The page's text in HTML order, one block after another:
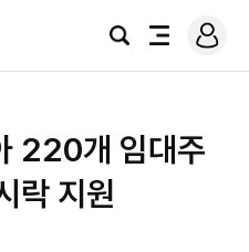
검
전
로
그
220개 임대주
락 지원